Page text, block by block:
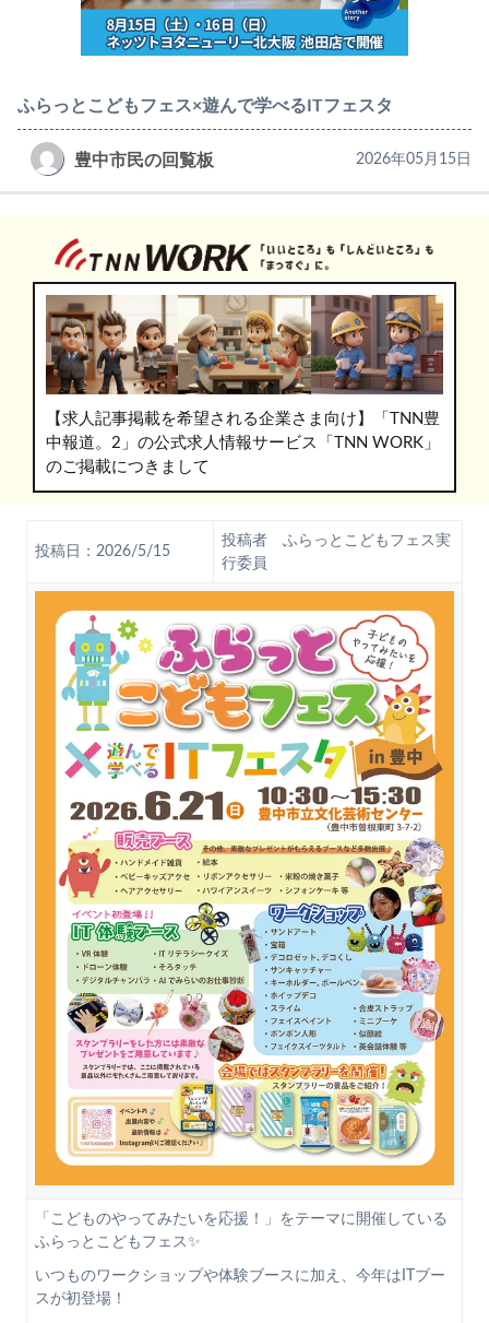
ふらっとこどもフェス×遊んで学べるITフェスタ
豊中市民の回覧板 2026年05月15日
【求人記事掲載を希望される企業さま向け】「TNN豊
中報道。2」の公式求人情報サービス「TNN WORK」
のご掲載につきまして
投稿日：2026/5/15
投稿者 ふらっとこどもフェス実
行委員
「こどものやってみたいを応援！」をテーマに開催している
ふらっとこどもフェス✨
いつものワークショップや体験ブースに加え、今年はITブー
スが初登場！